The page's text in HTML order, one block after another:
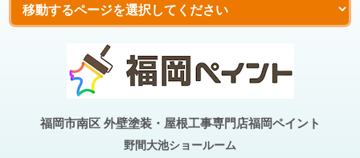
福岡市南区 外壁塗装・屋根工事専門店福岡ペイント
野間大池ショールーム